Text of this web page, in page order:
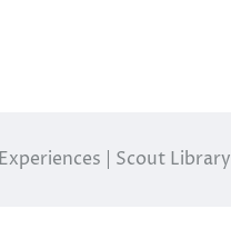
| Scout Library